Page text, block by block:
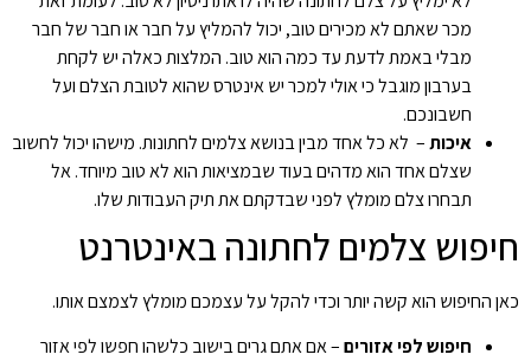
מכר שאתם לא מכירים טוב, יכול להמליץ על חבר או חבר של חבר
מבלי באמת לדעת עד כמה הוא טוב. המלצות כאלה יש לקחת
בערבון מוגבל כי אולי למכר יש אינטרס שהוא לטובת הצלם ועל
חשבונכם.
איכות– לא כל אחד מבין בנושא צלמים לחתונות. מישהו יכול לחשוב
שצלם אחד הוא מדהים בעוד שבמציאות הוא לא טוב מיוחד. אל
תבחרו צלם מומלץ לפני שבדקתם את תיק העבודות שלו.
חיפוש צלמים לחתונה באינטרנט
כאן החיפוש הוא קשה יותר וכדי להקל על עצמכם מומלץ לצמצם אותו.
חיפוש לפי אזורים– אם אתם גרים בישוב כלשהו חפשו לפי אזור